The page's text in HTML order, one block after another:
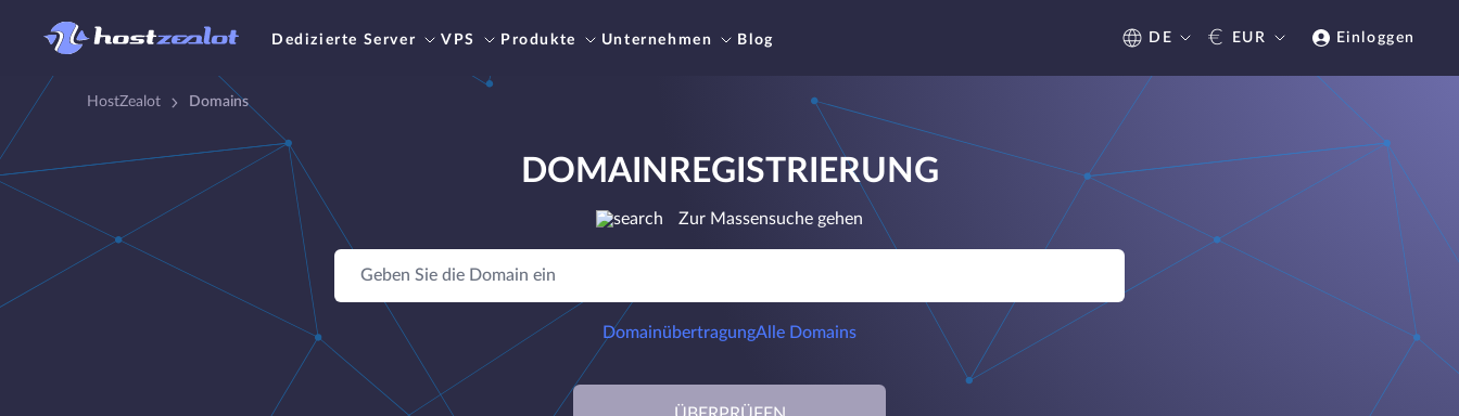
Dedizierte Server VPS Produkte Unternehmen Blog DE € EUR Einloggen
HostZealot Domains
DOMAINREGISTRIERUNG
Zur Massensuche gehen
DomainübertragungAlle Domains